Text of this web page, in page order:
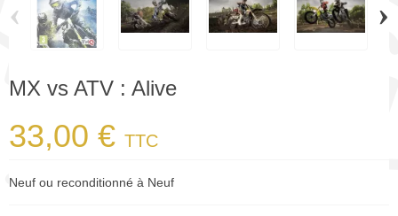
‹ ›
MX vs ATV : Alive
33,00 € TTC
Neuf ou reconditionné à Neuf